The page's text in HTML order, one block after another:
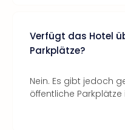
Verfügt das Hotel
Parkplätze?
Nein. Es gibt jedoch
öffentliche Parkplätze